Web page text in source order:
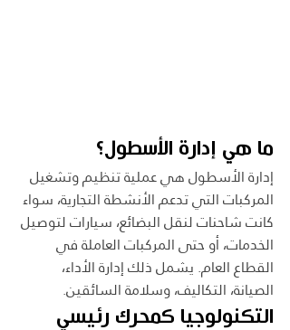
ما هي إدارة الأسطول؟
إدارة الأسطول هي عملية تنظيم وتشغيل
المركبات التي تدعم الأنشطة التجارية، سواء
كانت شاحنات لنقل البضائع، سيارات لتوصيل
الخدمات، أو حتى المركبات العاملة في
القطاع العام. يشمل ذلك إدارة الأداء،
الصيانة، التكاليف، وسلامة السائقين.
التكنولوجيا كمحرك رئيسي